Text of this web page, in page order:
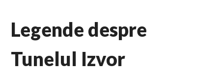
Legende despre
Tunelul Izvor